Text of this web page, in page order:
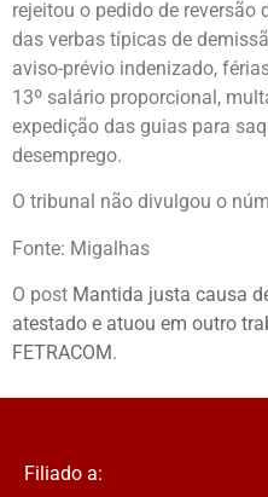
rejeitou o pedido de reversão
das verbas típicas de
aviso-prévio indenizado,
13º salário proporcional,
expedição das guias para
desemprego.
O tribunal não divulgou o
Fonte: Migalhas
O post Mantida justa causa
atestado e atuou em outro
FETRACOM.
Filiado a: